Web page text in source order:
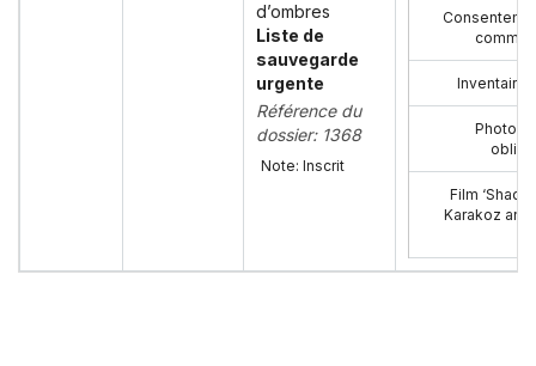
d’ombres
Liste de
sauvegarde
urgente
Référence du
dossier: 1368
Note: Inscrit
Inventaire
Film
Karakoz and